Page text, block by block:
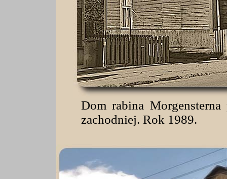
Dom rabina
zachodniej. Rok 1989.